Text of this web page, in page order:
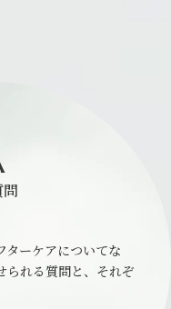
ターケアについてな
られる質問と、それぞ